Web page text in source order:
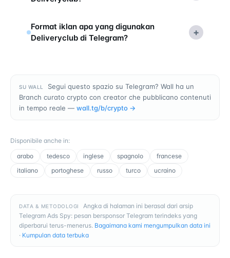
Format iklan apa yang digunakan
Deliveryclub di Telegram?
+
SU WALL
Segui questo spazio su Telegram? Wall ha un
Branch curato crypto con creator che pubblicano contenuti
in tempo reale — wall.tg/b/crypto →
Disponibile anche in:
arabo
tedesco inglese spagnolo
francese
italiano
portoghese russo turco ucraino
DATA & METODOLOGI
Angka di halaman ini berasal dari arsip
Telegram Ads Spy: pesan bersponsor Telegram terindeks yang
diperbarui terus-menerus. Bagaimana kami mengumpulkan data ini
· Kumpulan data terbuka